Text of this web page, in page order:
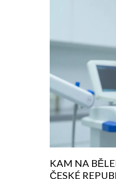
KAM NA
ČESKÉ